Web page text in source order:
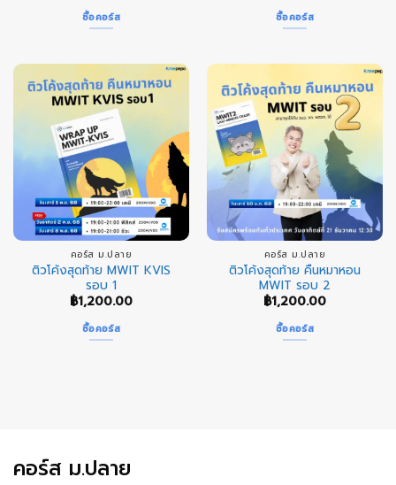
ซื้อคอร์ส ซื้อคอร์ส
คอร์ส ม.ปลาย
ติวโค้งสุดท้าย MWIT KVIS
รอบ 1
฿1,200.00
ซื้อคอร์ส
คอร์ส ม.ปลาย
ติวโค้งสุดท้าย คืนหมาหอน
MWIT รอบ 2
฿1,200.00
ซื้อคอร์ส
คอร์ส ม.ปลาย